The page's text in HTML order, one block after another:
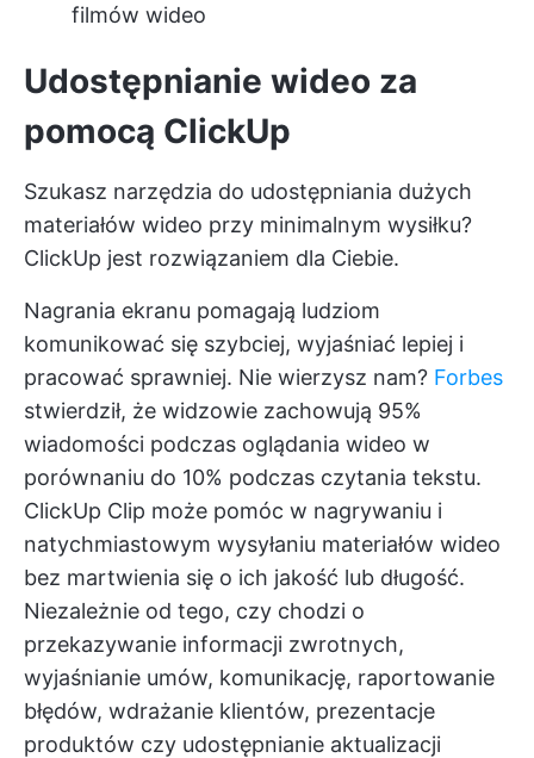
filmów wideo
Udostępnianie wideo za
pomocą ClickUp
Szukasz narzędzia do udostępniania dużych
materiałów wideo przy minimalnym wysiłku?
ClickUp jest rozwiązaniem dla Ciebie.
Nagrania ekranu pomagają ludziom
komunikować się szybciej, wyjaśniać lepiej i
pracować sprawniej. Nie wierzysz nam? Forbes
stwierdził, że widzowie zachowują 95%
wiadomości podczas oglądania wideo w
porównaniu do 10% podczas czytania tekstu.
ClickUp Clip może pomóc w nagrywaniu i
natychmiastowym wysyłaniu materiałów wideo
bez martwienia się o ich jakość lub długość.
Niezależnie od tego, czy chodzi o
przekazywanie informacji zwrotnych,
wyjaśnianie umów, komunikację, raportowanie
błędów, wdrażanie klientów, prezentacje
produktów czy udostępnianie aktualizacji